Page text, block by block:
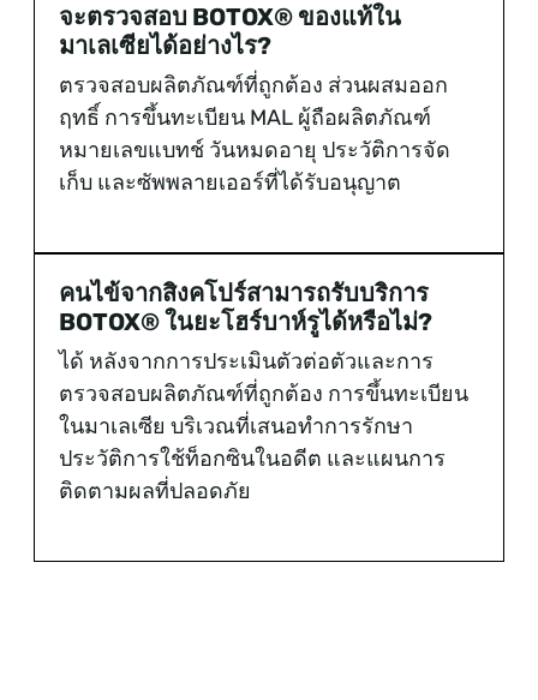
จะตรวจสอบ BOTOX® ของแท้ใน
มาเลเซียได้อย่างไร?
ตรวจสอบผลิตภัณฑ์ที่ถูกต้อง ส่วนผสมออก
ฤทธิ์ การขึ้นทะเบียน MAL ผู้ถือผลิตภัณฑ์
หมายเลขแบทช์ วันหมดอายุ ประวัติการจัด
เก็บ และซัพพลายเออร์ที่ได้รับอนุญาต
คนไข้จากสิงคโปร์สามารถรับบริการ
BOTOX® ในยะโฮร์บาห์รูได้หรือไม่?
ได้ หลังจากการประเมินตัวต่อตัวและการ
ตรวจสอบผลิตภัณฑ์ที่ถูกต้อง การขึ้นทะเบียน
ในมาเลเซีย บริเวณที่เสนอทำการรักษา
ประวัติการใช้ท็อกซินในอดีต และแผนการ
ติดตามผลที่ปลอดภัย